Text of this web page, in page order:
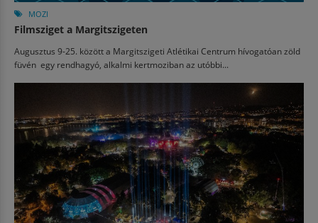
MOZI
Filmsziget a Margitszigeten
Augusztus 9-25. között a Margitszigeti Atlétikai Centrum hívogatóan zöld
füvén egy rendhagyó, alkalmi kertmoziban az utóbbi...